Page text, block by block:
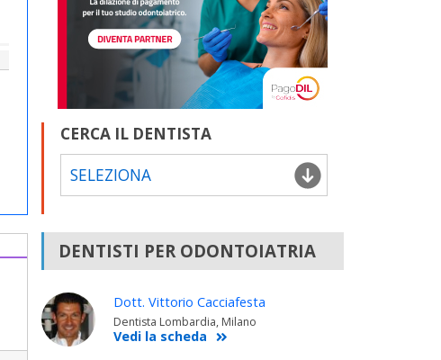
CERCA IL DENTISTA
SELEZIONA
DENTISTI PER ODONTOIATRIA
Dott. Vittorio Cacciafesta
Dentista Lombardia, Milano
Vedi la scheda